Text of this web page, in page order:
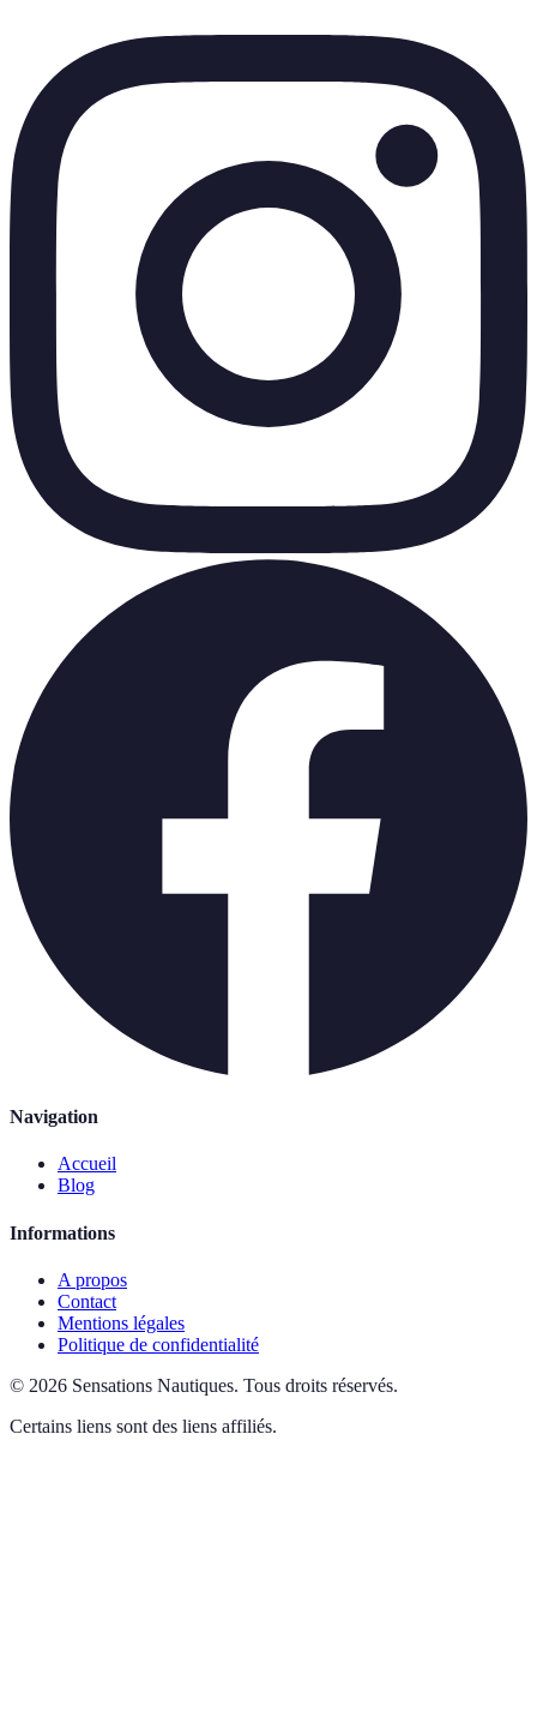
Navigation
Accueil
Blog
Informations
A propos
Contact
Mentions légales
Politique de confidentialité
© 2026 Sensations Nautiques. Tous droits réservés.
Certains liens sont des liens affiliés.